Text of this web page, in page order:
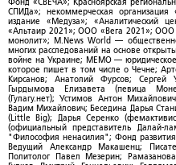
Фонд «СВЕЧА»; Красноярская
СПИДа»; некоммерческая
издание «Медуза»; «Аналитический
«Альтаир 2021»; ООО «Вега 2021»;
монолит»; M.News World —
многих расследований на основе
войне на Украине; МЕМО — юридическое
которое пишет в том числе о Чечне;
Кирсанов; Анатолий Фурсов;
Гырдымова Елизавета (певица
(Гулагу.нет); Устимов Антон
Вадим Михайлович; Беседина Дарья
(Little Big); Дарья Серенко
(официальный представитель
"Философия ненасилия"; Фонд
Ведущий Александр Макашенц;
Политолог Павел Мезерин;